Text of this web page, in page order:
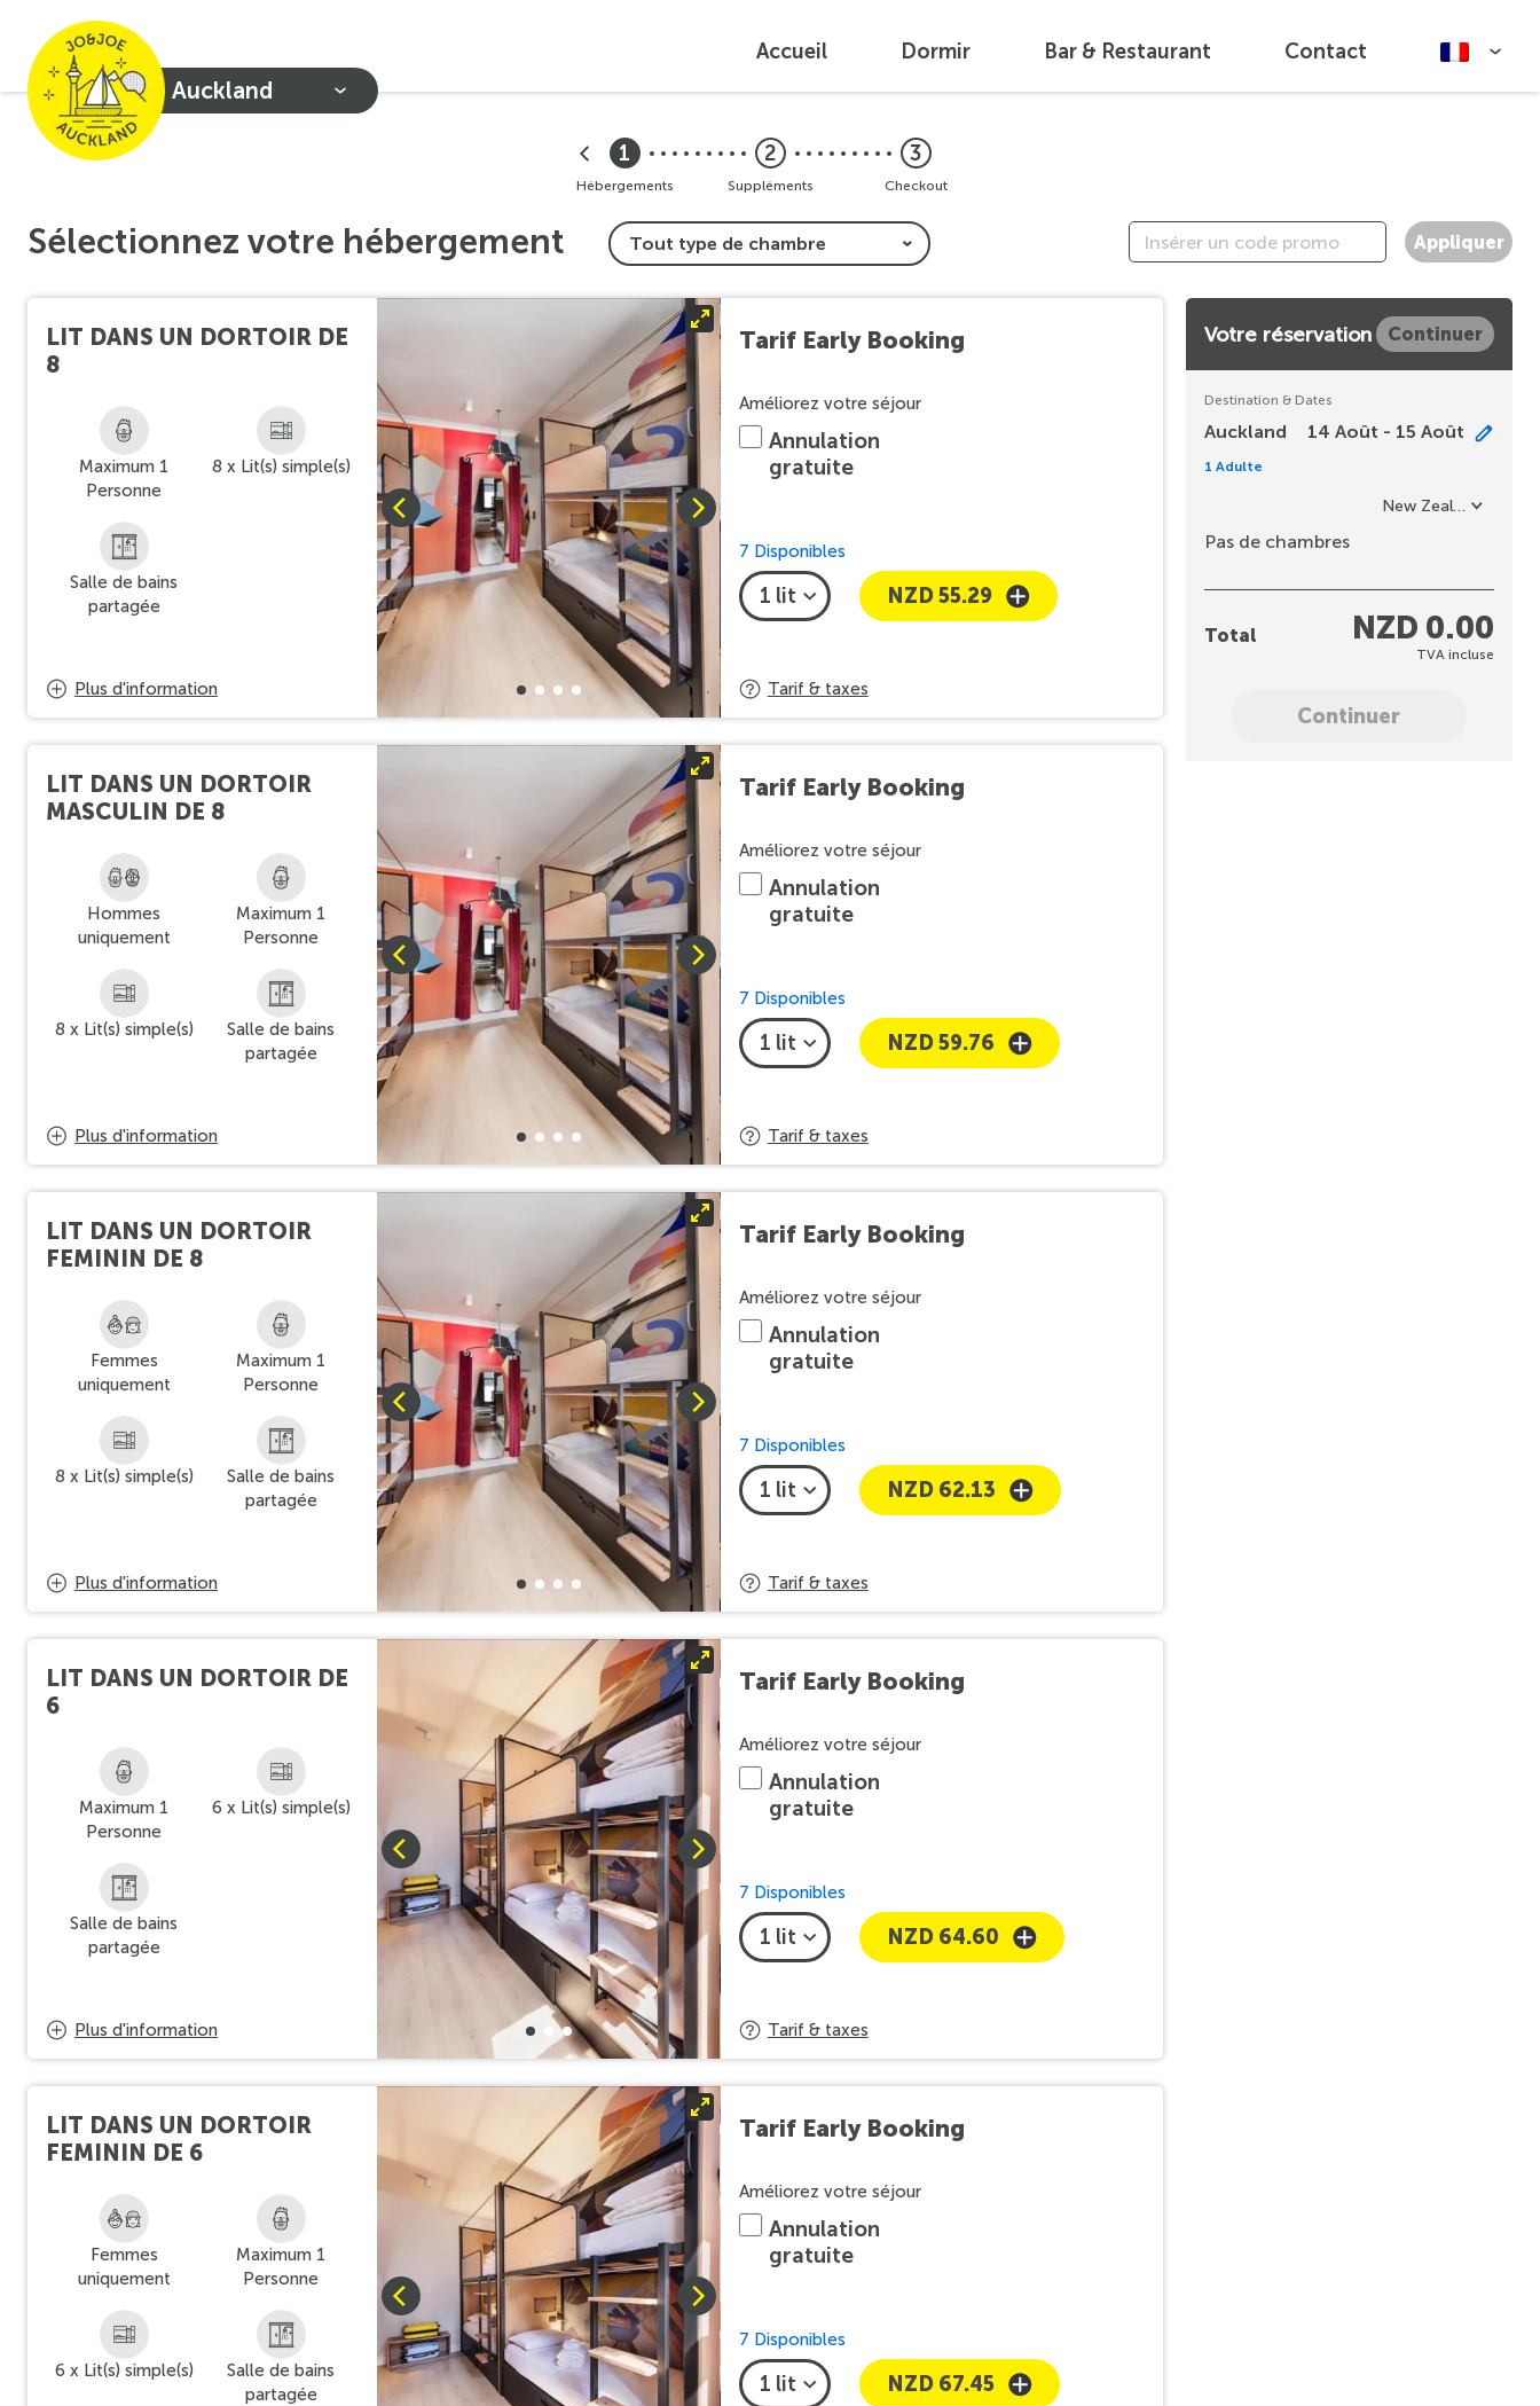
Auckland
Accueil Dormir Bar & Restaurant Contact
1
Hébergements
2
Suppléments
3
Checkout
Sélectionnez votre hébergement Appliquer
LIT DANS UN DORTOIR DE
8
Maximum 1
Personne
8 x Lit(s) simple(s)
Salle de bains
partagée
Plus d'information
Améliorez votre séjour
Tarif Early Booking
Annulation
gratuite
7 Disponibles
NZD 55.29
Tarif & taxes
LIT DANS UN DORTOIR
MASCULIN DE 8
Hommes
uniquement
Maximum 1
Personne
8 x Lit(s) simple(s)
Salle de bains
partagée
Plus d'information
Améliorez votre séjour
Tarif Early Booking
Annulation
gratuite
7 Disponibles
NZD 59.76
Tarif & taxes
LIT DANS UN DORTOIR
FEMININ DE 8
Femmes
uniquement
Maximum 1
Personne
8 x Lit(s) simple(s)
Salle de bains
partagée
Plus d'information
Améliorez votre séjour
Tarif Early Booking
Annulation
gratuite
7 Disponibles
NZD 62.13
Tarif & taxes
LIT DANS UN DORTOIR DE
6
Maximum 1
Personne
6 x Lit(s) simple(s)
Salle de bains
partagée
Plus d'information
Améliorez votre séjour
Tarif Early Booking
Annulation
gratuite
7 Disponibles
NZD 64.60
Tarif & taxes
LIT DANS UN DORTOIR
FEMININ DE 6
Femmes
uniquement
Maximum 1
Personne
6 x Lit(s) simple(s)
Salle de bains
partagée
Améliorez votre séjour
Tarif Early Booking
Annulation
gratuite
7 Disponibles
NZD 67.45
Votre réservation Continuer
Destination & Dates
Auckland 14 Août - 15 Août
1 Adulte
Pas de chambres
Total NZD 0.00
TVA incluse
Continuer